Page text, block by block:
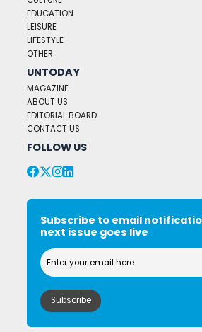
EDUCATION
LEISURE
LIFESTYLE
OTHER
UNTODAY
MAGAZINE
ABOUT US
EDITORIAL BOARD
CONTACT US
FOLLOW US
Subscribe to email
next issue goes live